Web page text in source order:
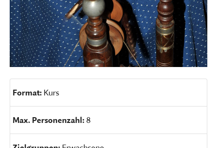
Format: Kurs
Max. Personenzahl:8